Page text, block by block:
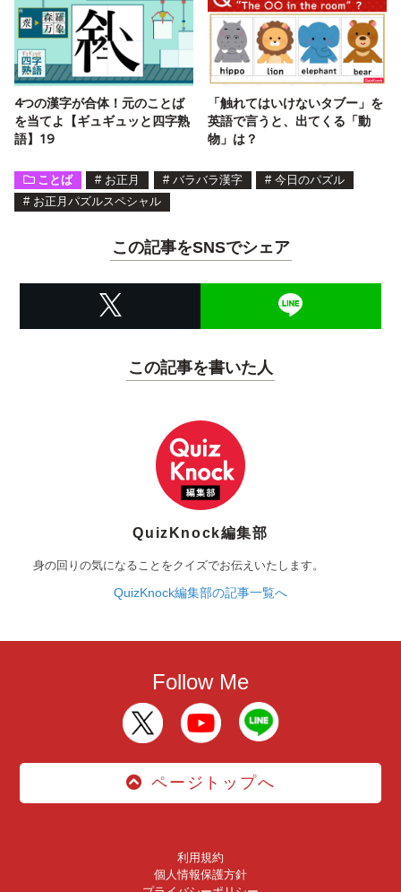
4つの漢字が合体！元のことば
を当てよ【ギュギュッと四字熟
語】19
「触れてはいけないタブー」を
英語で言うと、出てくる「動
物」は？
ことば # お正月 # バラバラ漢字 # 今日のパズル
# お正月パズルスペシャル
この記事をSNSでシェア
この記事を書いた人
QuizKnock編集部
身の回りの気になることをクイズでお伝えいたします。
QuizKnock編集部の記事一覧へ
Follow Me
ページトップへ
利用規約
個人情報保護方針